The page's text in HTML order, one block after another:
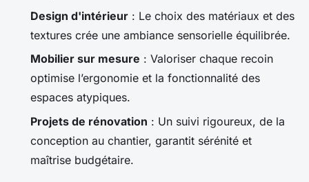
Design d'intérieur : Le choix des matériaux et des
textures crée une ambiance sensorielle équilibrée.
Mobilier sur mesure : Valoriser chaque recoin
optimise l’ergonomie et la fonctionnalité des
espaces atypiques.
Projets de rénovation : Un suivi rigoureux, de la
conception au chantier, garantit sérénité et
maîtrise budgétaire.